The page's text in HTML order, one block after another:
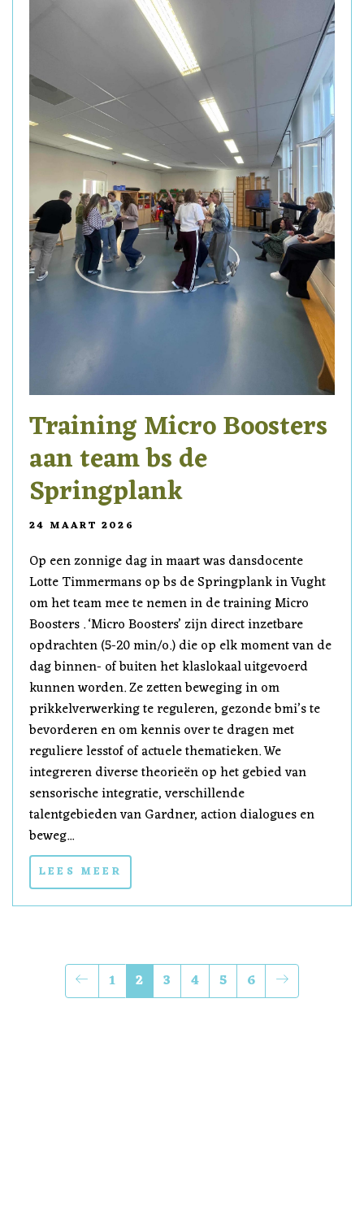
Training Micro Boosters
aan team bs de
Springplank
24 MAART 2026
Op een zonnige dag in maart was dansdocente
Lotte Timmermans op bs de Springplank in Vught
om het team mee te nemen in de training Micro
Boosters . ‘Micro Boosters’ zijn direct inzetbare
opdrachten (5-20 min/o.) die op elk moment van de
dag binnen- of buiten het klaslokaal uitgevoerd
kunnen worden. Ze zetten beweging in om
prikkelverwerking te reguleren, gezonde bmi’s te
bevorderen en om kennis over te dragen met
reguliere lesstof of actuele thematieken. We
integreren diverse theorieën op het gebied van
sensorische integratie, verschillende
talentgebieden van Gardner, action dialogues en
beweg...
LEES MEER
1 2 3 4 5 6